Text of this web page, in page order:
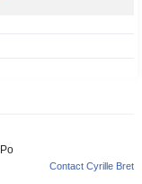
Contact Cyrille Bret